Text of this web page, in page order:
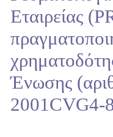
Εταιρείας
Ένωσης
2001CVG4-